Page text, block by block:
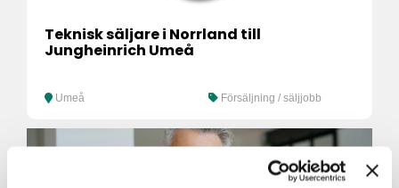
Teknisk säljare i Norrland till
Jungheinrich Umeå
Umeå Försäljning / säljjobb